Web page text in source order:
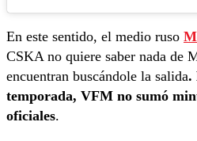
En este sentido, el medio ruso
CSKA no quiere saber nada de
encuentran buscándole la salida.
temporada, VFM no sumó
oficiales.